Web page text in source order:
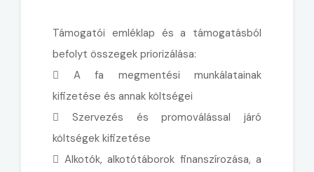
Támogatói emléklap és a támogatásból
befolyt összegek priorizálása:
 A fa megmentési munkálatainak
kifizetése és annak költségei
 Szervezés és promoválással járó
költségek kifizetése
 Alkotók, alkotótáborok finanszírozása, a